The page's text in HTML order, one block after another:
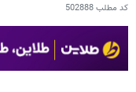
کد مطلب502888